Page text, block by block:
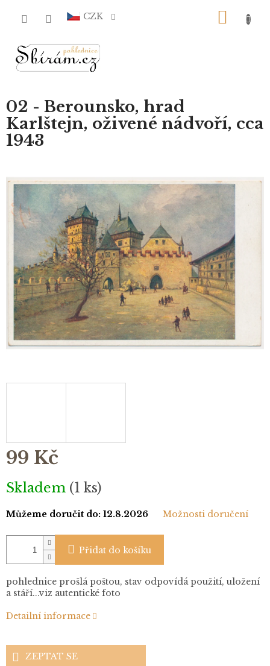
CZK
02 - Berounsko, hrad
Karlštejn, oživené nádvoří, cca
1943
99 Kč
Měrná
cena:
Skladem (1 ks)
Můžeme doručit do: 12.8.2026 Možnosti doručení
Přidat do košíku
pohlednice prošlá poštou, stav odpovídá použití, uložení
a stáří...viz autentické foto
Detailní informace
ZEPTAT SE